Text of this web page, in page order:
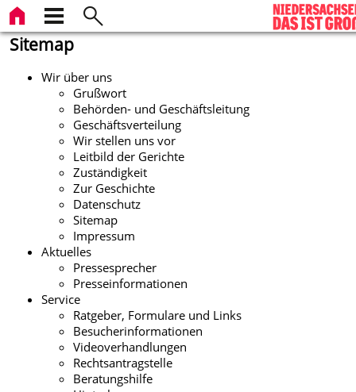
Sitemap
Wir über uns
Grußwort
Behörden- und Geschäftsleitung
Geschäftsverteilung
Wir stellen uns vor
Leitbild der Gerichte
Zuständigkeit
Zur Geschichte
Datenschutz
Sitemap
Impressum
Aktuelles
Pressesprecher
Presseinformationen
Service
Ratgeber, Formulare und Links
Besucherinformationen
Videoverhandlungen
Rechtsantragstelle
Beratungshilfe